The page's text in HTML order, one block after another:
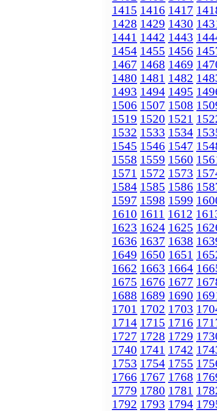
1415 1416 1417
1428 1429 1430
1441 1442 1443
1454 1455 1456
1467 1468 1469
1480 1481 1482
1493 1494 1495
1506 1507 1508
1519 1520 1521
1532 1533 1534
1545 1546 1547
1558 1559 1560
1571 1572 1573
1584 1585 1586
1597 1598 1599
1610 1611 1612
1623 1624 1625
1636 1637 1638
1649 1650 1651
1662 1663 1664
1675 1676 1677
1688 1689 1690
1701 1702 1703
1714 1715 1716
1727 1728 1729
1740 1741 1742
1753 1754 1755
1766 1767 1768
1779 1780 1781
1792 1793 1794